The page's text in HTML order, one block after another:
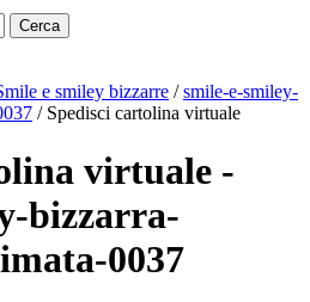
Cerca
e smiley bizzarre /smile-e-smiley-
/ Spedisci cartolina virtuale
virtuale -
bizzarra-
0037